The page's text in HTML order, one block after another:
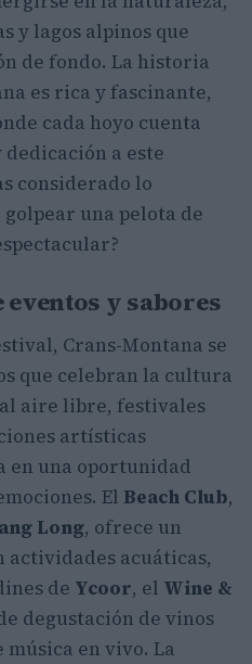
y lagos alpinos que
de fondo. La historia
es rica y fascinante,
cada hoyo cuenta
a este
considerado lo
una pelota de
y sabores
Crans-Montana se
que celebran la cultura
aire libre, festivales
artísticas
en una oportunidad
El Beach Club,
Long, ofrece un
actividades acuáticas,
de Ycoor, el Wine &
degustación de vinos
música en vivo. La